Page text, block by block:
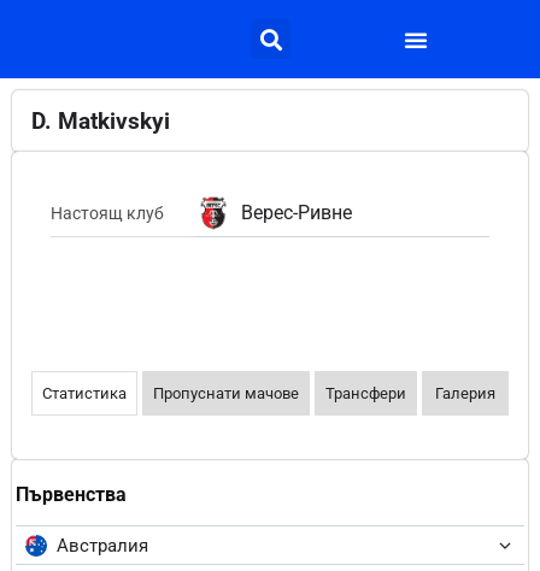
Първенства
Австралия
D. Matkivskyi
Настоящ клуб Верес-Ривне
Статистика Пропуснати мачове Трансфери Галерия